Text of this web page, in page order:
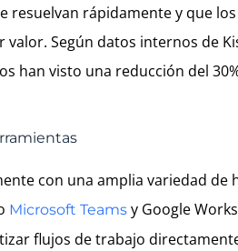
resuelvan rápidamente y que
Según datos internos de
han visto una reducción del
con una amplia variedad de
Microsoft Teams y Google
flujos de trabajo